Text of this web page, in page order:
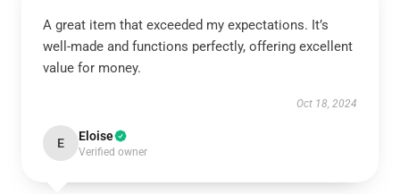
A great item that exceeded my expectations. It’s
well-made and functions perfectly, offering excellent
value for money.
Oct 18, 2024
E Eloise
Verified owner